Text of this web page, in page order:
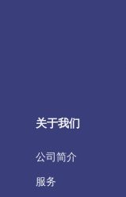
关于我们
公司简介
服务